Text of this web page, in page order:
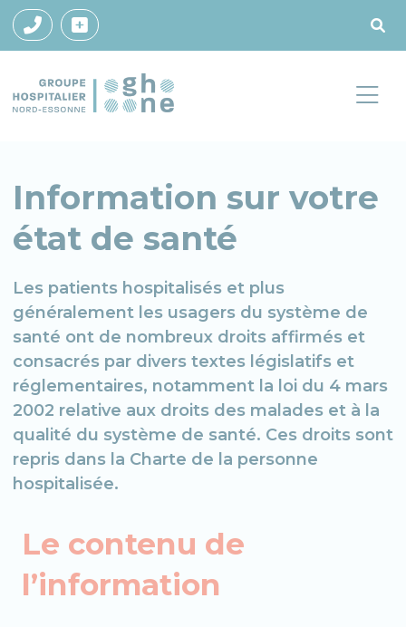
Information sur votre
état de santé
Les patients hospitalisés et plus
généralement les usagers du système de
santé ont de nombreux droits affirmés et
consacrés par divers textes législatifs et
réglementaires, notamment la loi du 4 mars
2002 relative aux droits des malades et à la
qualité du système de santé. Ces droits sont
repris dans la Charte de la personne
hospitalisée.
Le contenu de
l’information